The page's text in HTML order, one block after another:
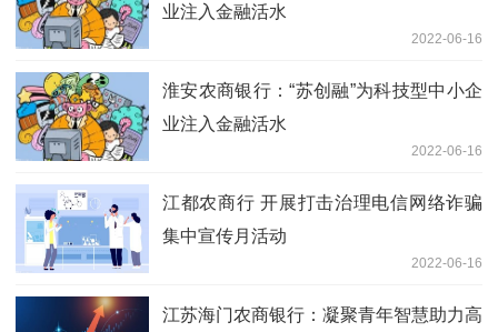
业注入金融活水
2022-06-16
淮安农商银行：“苏创融”为科技型中小企
业注入金融活水
2022-06-16
江都农商行 开展打击治理电信网络诈骗
集中宣传月活动
2022-06-16
江苏海门农商银行：凝聚青年智慧助力高